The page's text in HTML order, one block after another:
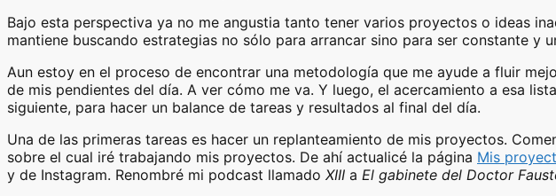
Bajo esta perspectiva ya no me angustia tanto tener varios proyectos o ideas
mantiene buscando estrategias no sólo para arrancar sino para ser constante y
Aun estoy en el proceso de encontrar una metodología que me ayude a fluir
de mis pendientes del día. A ver cómo me va. Y luego, el acercamiento a esa
siguiente, para hacer un balance de tareas y resultados al final del día.
Una de las primeras tareas es hacer un replanteamiento de mis proyectos.
sobre el cual iré trabajando mis proyectos. De ahí actualicé la página Mis
y de Instagram. Renombré mi podcast llamado XIII a El gabinete del Doctor